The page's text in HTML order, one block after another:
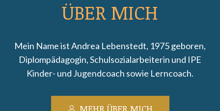
ÜBER MICH
Mein Name ist Andrea Lebenstedt, 1975 geboren,
Diplompädagogin, Schulsozialarbeiterin und IPE
Kinder- und Jugendcoach sowie Lerncoach.
MEHR ÜBER MICH